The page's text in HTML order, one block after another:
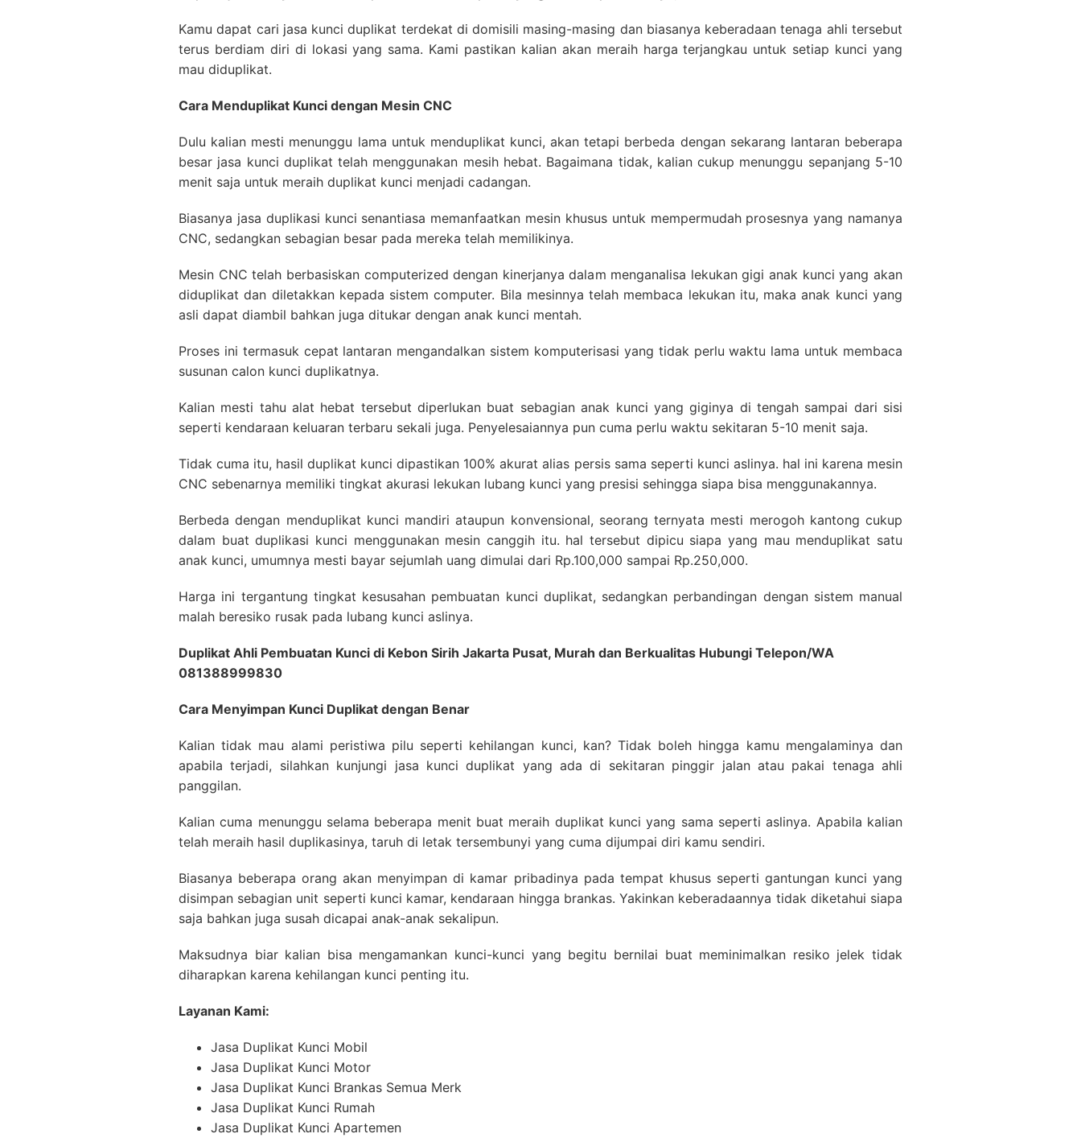
Kamu dapat cari jasa kunci duplikat terdekat di domisili masing-masing dan biasanya keberadaan tenaga ahli tersebut
terus berdiam diri di lokasi yang sama. Kami pastikan kalian akan meraih harga terjangkau untuk setiap kunci yang
mau diduplikat.
Cara Menduplikat Kunci dengan Mesin CNC
Dulu kalian mesti menunggu lama untuk menduplikat kunci, akan tetapi berbeda dengan sekarang lantaran beberapa
besar jasa kunci duplikat telah menggunakan mesih hebat. Bagaimana tidak, kalian cukup menunggu sepanjang 5-10
menit saja untuk meraih duplikat kunci menjadi cadangan.
Biasanya jasa duplikasi kunci senantiasa memanfaatkan mesin khusus untuk mempermudah prosesnya yang namanya
CNC, sedangkan sebagian besar pada mereka telah memilikinya.
Mesin CNC telah berbasiskan computerized dengan kinerjanya dalam menganalisa lekukan gigi anak kunci yang akan
diduplikat dan diletakkan kepada sistem computer. Bila mesinnya telah membaca lekukan itu, maka anak kunci yang
asli dapat diambil bahkan juga ditukar dengan anak kunci mentah.
Proses ini termasuk cepat lantaran mengandalkan sistem komputerisasi yang tidak perlu waktu lama untuk membaca
susunan calon kunci duplikatnya.
Kalian mesti tahu alat hebat tersebut diperlukan buat sebagian anak kunci yang giginya di tengah sampai dari sisi
seperti kendaraan keluaran terbaru sekali juga. Penyelesaiannya pun cuma perlu waktu sekitaran 5-10 menit saja.
Tidak cuma itu, hasil duplikat kunci dipastikan 100% akurat alias persis sama seperti kunci aslinya. hal ini karena mesin
CNC sebenarnya memiliki tingkat akurasi lekukan lubang kunci yang presisi sehingga siapa bisa menggunakannya.
Berbeda dengan menduplikat kunci mandiri ataupun konvensional, seorang ternyata mesti merogoh kantong cukup
dalam buat duplikasi kunci menggunakan mesin canggih itu. hal tersebut dipicu siapa yang mau menduplikat satu
anak kunci, umumnya mesti bayar sejumlah uang dimulai dari Rp.100,000 sampai Rp.250,000.
Harga ini tergantung tingkat kesusahan pembuatan kunci duplikat, sedangkan perbandingan dengan sistem manual
malah beresiko rusak pada lubang kunci aslinya.
Duplikat Ahli Pembuatan Kunci di Kebon Sirih Jakarta Pusat, Murah dan Berkualitas Hubungi Telepon/WA
081388999830
Cara Menyimpan Kunci Duplikat dengan Benar
Kalian tidak mau alami peristiwa pilu seperti kehilangan kunci, kan? Tidak boleh hingga kamu mengalaminya dan
apabila terjadi, silahkan kunjungi jasa kunci duplikat yang ada di sekitaran pinggir jalan atau pakai tenaga ahli
panggilan.
Kalian cuma menunggu selama beberapa menit buat meraih duplikat kunci yang sama seperti aslinya. Apabila kalian
telah meraih hasil duplikasinya, taruh di letak tersembunyi yang cuma dijumpai diri kamu sendiri.
Biasanya beberapa orang akan menyimpan di kamar pribadinya pada tempat khusus seperti gantungan kunci yang
disimpan sebagian unit seperti kunci kamar, kendaraan hingga brankas. Yakinkan keberadaannya tidak diketahui siapa
saja bahkan juga susah dicapai anak-anak sekalipun.
Maksudnya biar kalian bisa mengamankan kunci-kunci yang begitu bernilai buat meminimalkan resiko jelek tidak
diharapkan karena kehilangan kunci penting itu.
Layanan Kami:
Jasa Duplikat Kunci Mobil
Jasa Duplikat Kunci Motor
Jasa Duplikat Kunci Brankas Semua Merk
Jasa Duplikat Kunci Rumah
Jasa Duplikat Kunci Apartemen